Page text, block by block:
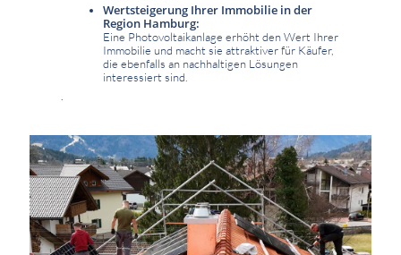
Wertsteigerung Ihrer Immobilie in der
Region Hamburg:
Eine Photovoltaikanlage erhöht den Wert Ihrer
Immobilie und macht sie attraktiver für Käufer,
die ebenfalls an nachhaltigen Lösungen
interessiert sind.